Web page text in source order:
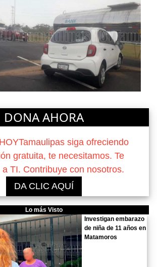
DONA AHORA
siga ofreciendo
gratuita, te necesitamos. Te
TI. Contribuye con nosotros.
DA CLIC AQUÍ
Lo más Visto
Investigan embarazo
de niña de 11 años en
Matamoros